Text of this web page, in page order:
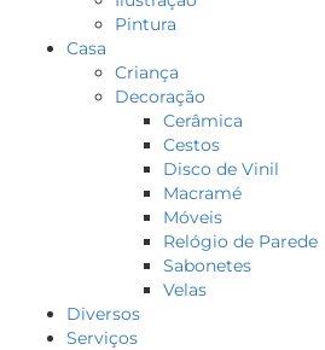
Pintura
Casa
Criança
Decoração
Cerâmica
Cestos
Disco de Vinil
Macramé
Móveis
Relógio de Parede
Sabonetes
Velas
Diversos
Serviços